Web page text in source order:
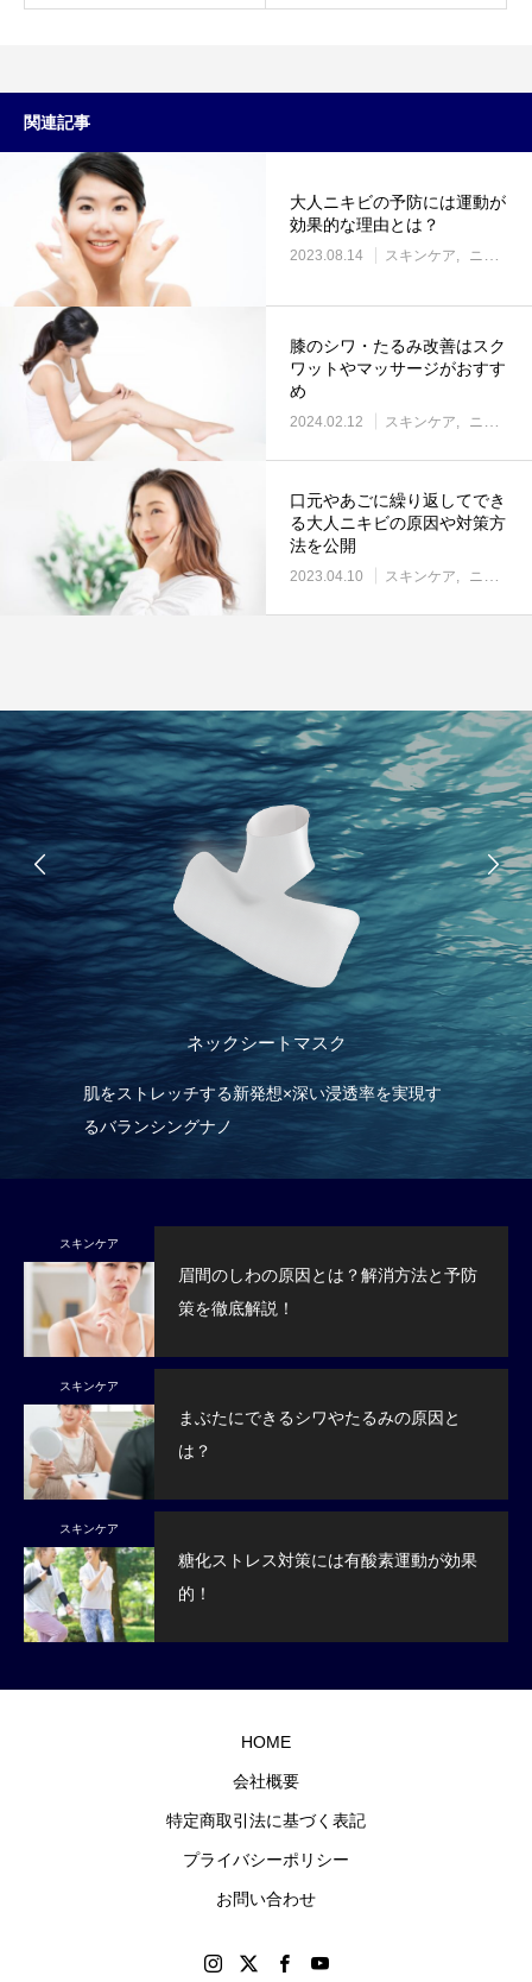
関連記事
大人ニキビの予防には運動が
効果的な理由とは？
2023.08.14 スキンケア ニキビ
膝のシワ・たるみ改善はスク
ワットやマッサージがおすす
め
2024.02.12 スキンケア ニキビ
口元やあごに繰り返してでき
る大人ニキビの原因や対策方
法を公開
2023.04.10 スキンケア ニキビ
ネックシートマスク
肌をストレッチする新発想×深い浸透率を実現す
るバランシングナノ
オ
スキンケア
眉間のしわの原因とは？解消方法と予防
策を徹底解説！
スキンケア
まぶたにできるシワやたるみの原因と
は？
スキンケア
糖化ストレス対策には有酸素運動が効果
的！
HOME
会社概要
特定商取引法に基づく表記
プライバシーポリシー
お問い合わせ